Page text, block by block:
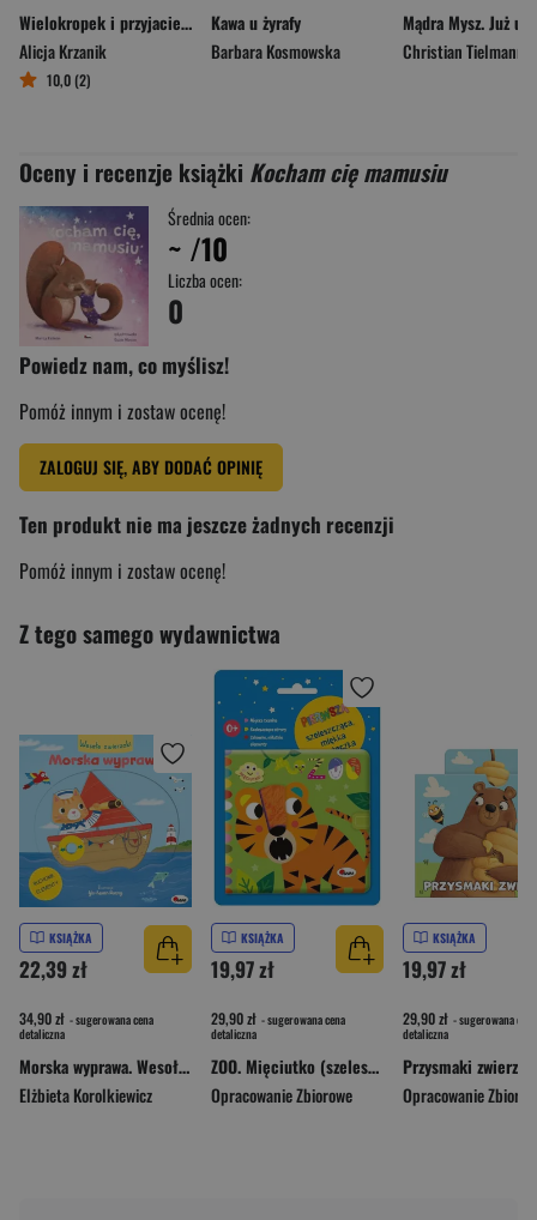
Wielokropek i przyjaciele. Opowieści o interpunkcji dla najmłodszych
Alicja Krzanik
10,0 (2)
Kawa u żyrafy
Barbara Kosmowska
Christian Tielmann
Oceny i recenzje książki Kocham cię mamusiu
Średnia ocen:
~ /10
Liczba ocen:
0
Powiedz nam, co myślisz!
Pomóż innym i zostaw ocenę!
ZALOGUJ SIĘ, ABY DODAĆ OPINIĘ
Ten produkt nie ma jeszcze żadnych recenzji
Pomóż innym i zostaw ocenę!
Z tego samego wydawnictwa
KSIĄŻKA
22,39 zł
34,90 zł - sugerowana cena
detaliczna
Morska wyprawa. Wesołe zwierzaki
Elżbieta Korolkiewicz
KSIĄŻKA
19,97 zł
29,90 zł - sugerowana cena
detaliczna
ZOO. Mięciutko (szeleszcząca okładka)
Opracowanie Zbiorowe
KSIĄŻKA
19,97 zł
29,90 zł - sugerowana cena
detaliczna
Opracowanie